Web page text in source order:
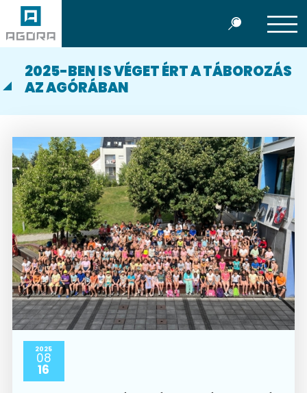
2025-BEN IS VÉGET ÉRT A TÁBOROZÁS
AZ AGÓRÁBAN
2025
08
16